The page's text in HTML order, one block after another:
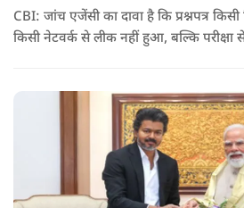
CBI: जांच एजेंसी का दावा है कि प्रश्नपत्र किसी
किसी नेटवर्क से लीक नहीं हुआ, बल्कि परीक्षा से